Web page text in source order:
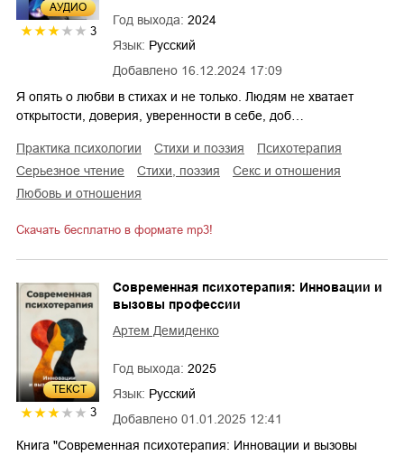
AУДИО
3
Добавлено 16.12.2024 17:09
Год выхода: 2024
Язык: Русский
Я опять о любви в стихах и не только. Людям не хватает
открытости, доверия, уверенности в себе, доб…
практика психологии стихи и поэзия
психотерапия
серьезное чтение
cтихи, поэзия
секс и отношения
любовь и отношения
Скачать бесплатно в формате mp3!
ТЕКСТ
3 Добавлено 01.01.2025 12:41
Современная психотерапия: Инновации и
вызовы профессии
Артем Демиденко
Год выхода: 2025
Язык: Русский
Книга "Современная психотерапия: Инновации и вызовы